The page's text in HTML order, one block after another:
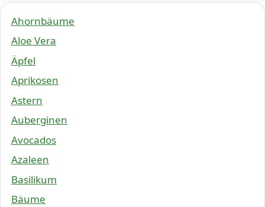
Ahornbäume
Aloe Vera
Äpfel
Aprikosen
Astern
Auberginen
Avocados
Azaleen
Basilikum
Bäume